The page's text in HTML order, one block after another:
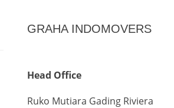
GRAHA INDOMOVERS
Head Office
Ruko Mutiara Gading Riviera